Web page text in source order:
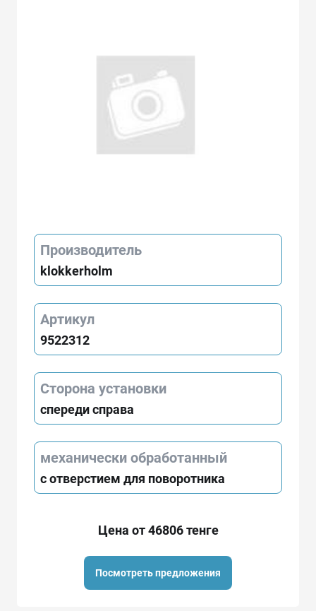
Производитель
klokkerholm
Артикул
9522312
Сторона установки
спереди справа
механически обработанный
с отверстием для поворотника
Цена от 46806 тенге
Посмотреть предложения